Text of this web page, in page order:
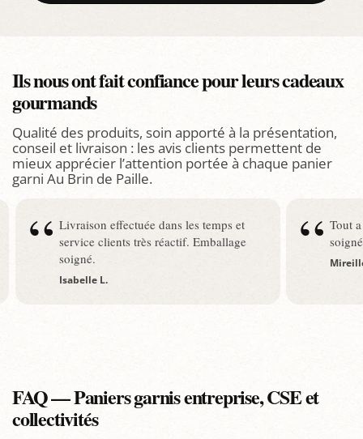
Ils nous ont fait confiance pour leurs cadeaux
gourmands
Qualité des produits, soin apporté à la présentation,
conseil et livraison : les avis clients permettent de
mieux apprécier l’attention portée à chaque panier
garni Au Brin de Paille.
Tout a été parfait. Envoi rapide et
soigné
Mireille G.
Je
FAQ — Paniers garnis entreprise, CSE et
collectivités